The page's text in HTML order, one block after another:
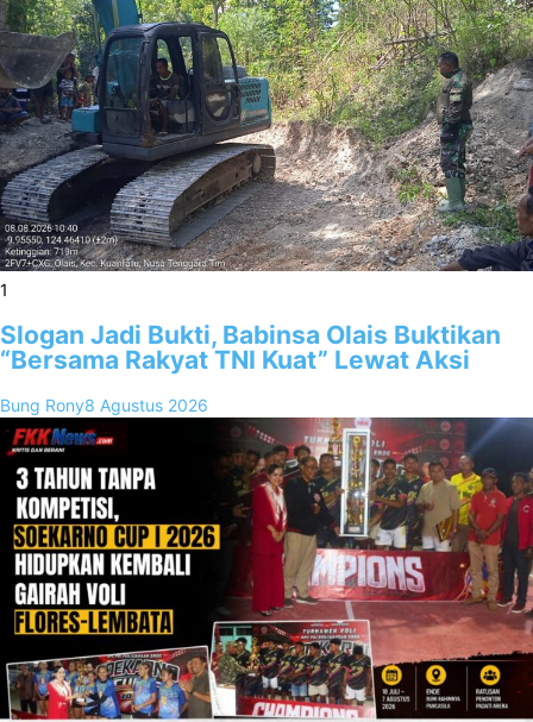
1
Slogan Jadi Bukti, Babinsa Olais Buktikan
“Bersama Rakyat TNI Kuat” Lewat Aksi
Bung Rony8 Agustus 2026